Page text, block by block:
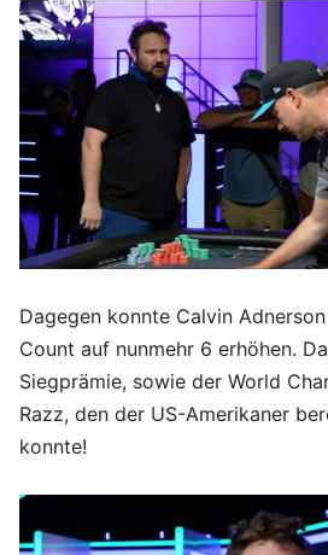
Dagegen konnte Calvin
Count auf nunmehr 6 erhöhen.
Siegprämie, sowie der World
Razz, den der US-Amerikaner
konnte!